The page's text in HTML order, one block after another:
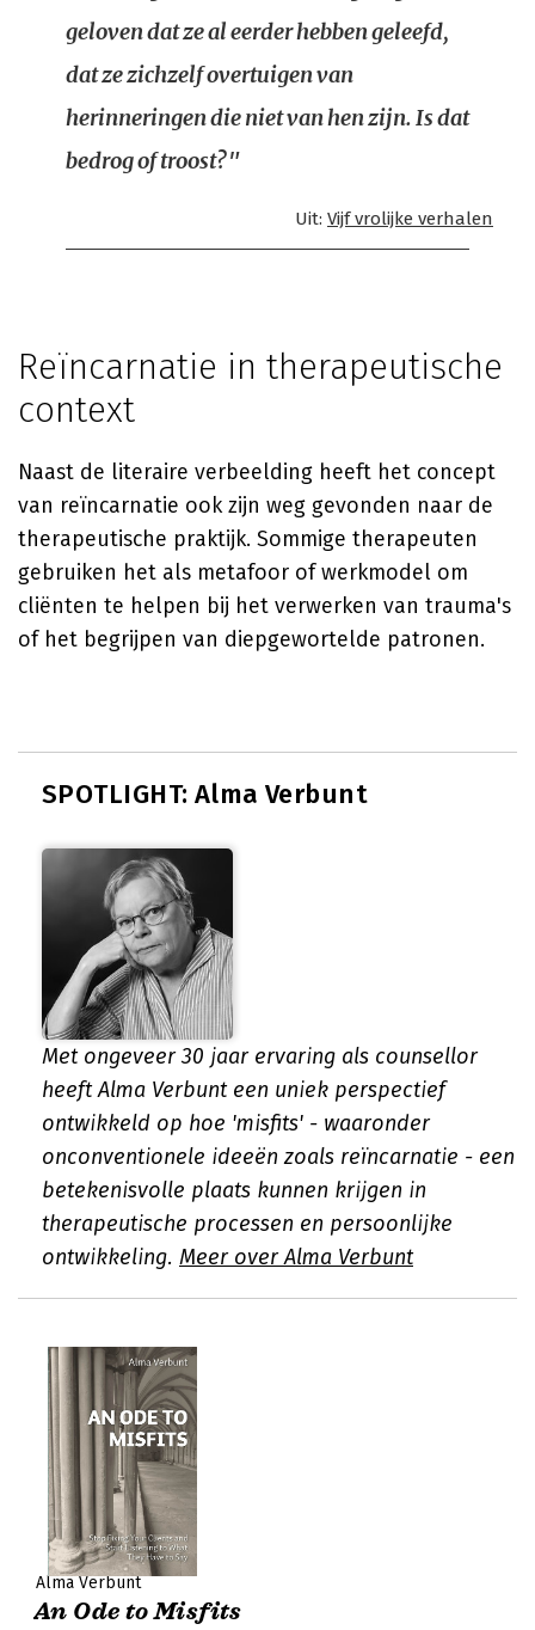
geloven dat ze al eerder hebben geleefd,
dat ze zichzelf overtuigen van
herinneringen die niet van hen zijn. Is dat
bedrog of troost?"
Uit: Vijf vrolijke verhalen
Reïncarnatie in therapeutische
context
Naast de literaire verbeelding heeft het concept
van reïncarnatie ook zijn weg gevonden naar de
therapeutische praktijk. Sommige therapeuten
gebruiken het als metafoor of werkmodel om
cliënten te helpen bij het verwerken van trauma's
of het begrijpen van diepgewortelde patronen.
SPOTLIGHT: Alma Verbunt
Met ongeveer 30 jaar ervaring als counsellor
heeft Alma Verbunt een uniek perspectief
ontwikkeld op hoe 'misfits' - waaronder
onconventionele ideeën zoals reïncarnatie - een
betekenisvolle plaats kunnen krijgen in
therapeutische processen en persoonlijke
ontwikkeling. Meer over Alma Verbunt
Alma Verbunt
An Ode to Misfits